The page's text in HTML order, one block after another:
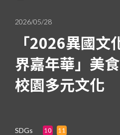
2026/05/28
「2026異國
界嘉年華」美
校園多元文化
SDGs